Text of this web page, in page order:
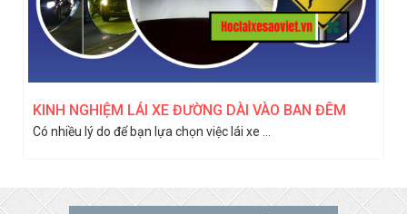
KINH NGHIỆM LÁI XE ĐƯỜNG DÀI VÀO BAN ĐÊM
Có nhiều lý do để bạn lựa chọn việc lái xe ...